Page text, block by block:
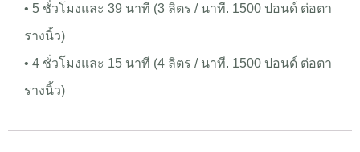
• 5 ชั่วโมงและ 39 นาที (3 ลิตร / นาที. 1500 ปอนด์ ต่อตา
รางนิ้ว)
• 4 ชั่วโมงและ 15 นาที (4 ลิตร / นาที. 1500 ปอนด์ ต่อตา
รางนิ้ว)